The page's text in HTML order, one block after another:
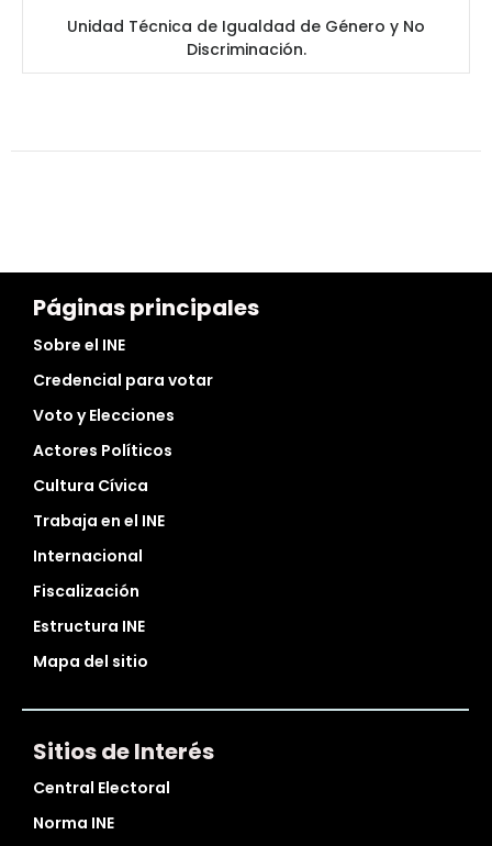
Unidad Técnica de Igualdad de Género y No
Discriminación.
Páginas principales
Sobre el INE
Credencial para votar
Voto y Elecciones
Actores Políticos
Cultura Cívica
Trabaja en el INE
Internacional
Fiscalización
Estructura INE
Mapa del sitio
Sitios de Interés
Central Electoral
Norma INE